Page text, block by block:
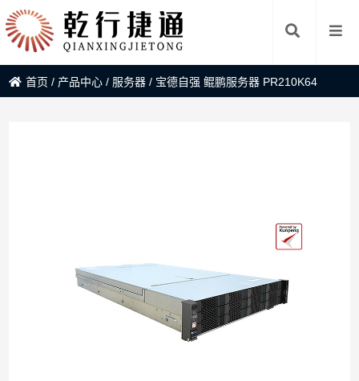
首页 / 产品中心 / 服务器 / 宝德自强 鲲鹏服务器 PR210K64